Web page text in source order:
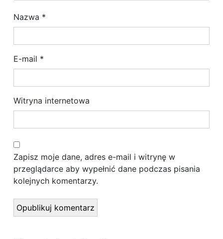
i
s
u
Nazwa *
E-mail *
Witryna internetowa
Zapisz moje dane, adres e-mail i witrynę w
przeglądarce aby wypełnić dane podczas pisania
kolejnych komentarzy.